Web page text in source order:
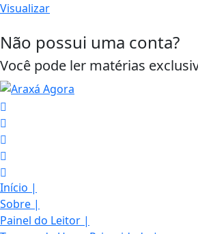
Visualizar
Não possui uma conta?
Você pode ler matérias
Início |
Sobre |
Painel do Leitor |
Termos de Uso e